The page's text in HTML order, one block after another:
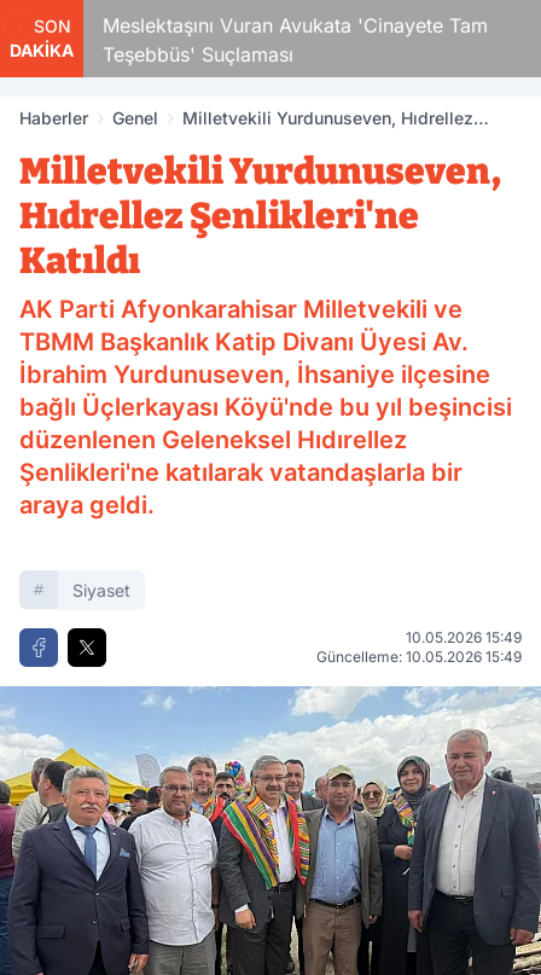
SON
DAKİKA
Meslektaşını Vuran Avukata 'Cinayete Tam
Teşebbüs' Suçlaması
Haberler Genel
Milletvekili Yurdunuseven, Hıdrellez
Milletvekili Yurdunuseven,
Hıdrellez Şenlikleri'ne
Katıldı
AK Parti Afyonkarahisar Milletvekili ve
TBMM Başkanlık Katip Divanı Üyesi Av.
İbrahim Yurdunuseven, İhsaniye ilçesine
bağlı Üçlerkayası Köyü'nde bu yıl beşincisi
düzenlenen Geleneksel Hıdırellez
Şenlikleri'ne katılarak vatandaşlarla bir
araya geldi.
Siyaset
10.05.2026 15:49
Güncelleme: 10.05.2026 15:49